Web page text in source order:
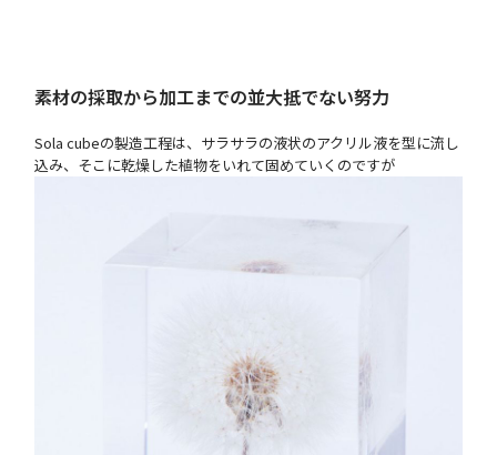
素材の採取から加工までの並大抵でない努力
Sola cubeの製造工程は、サラサラの液状のアクリル液を型に流し
込み、そこに乾燥した植物をいれて固めていくのですが